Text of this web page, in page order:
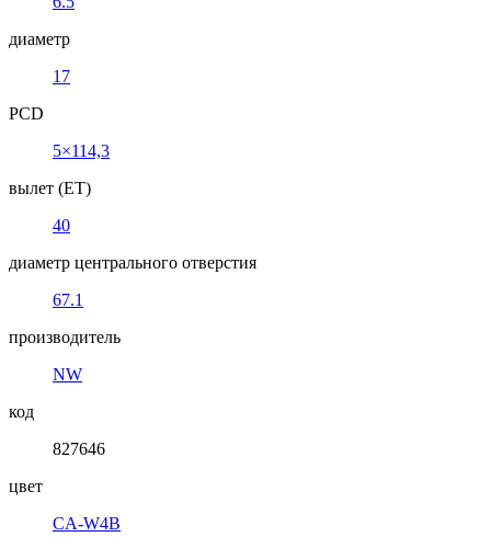
диаметр
17
PCD
5×114,3
вылет (ET)
40
диаметр центрального отверстия
67.1
производитель
NW
код
827646
цвет
CA-W4B